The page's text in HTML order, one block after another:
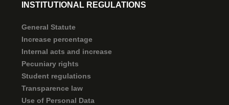
INSTITUTIONAL REGULATIONS
General Statute
Increase percentage
Internal acts and increase
Pecuniary rights
Student regulations
Transparence law
Use of Personal Data